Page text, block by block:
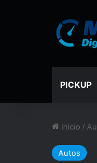
PICKUP
Inicio /
Autos